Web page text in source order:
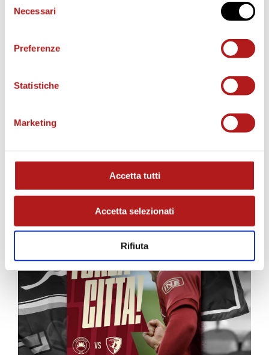
delNecessari
Preferenze
Statistiche
Marketing
Accetta tutti
Accetta selezionati
Rifiuta